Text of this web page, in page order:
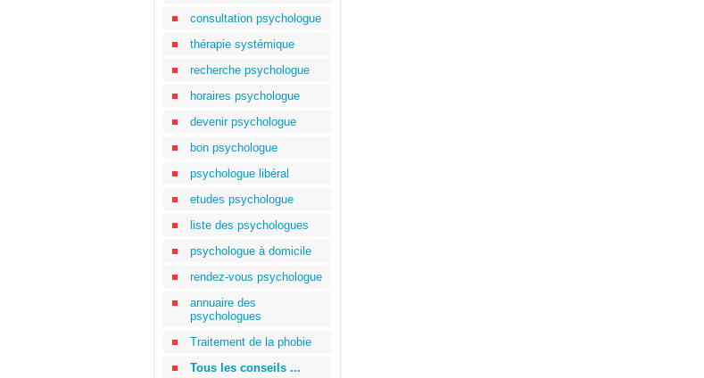
consultation psychologue
thérapie systémique
recherche psychologue
horaires psychologue
devenir psychologue
bon psychologue
psychologue libéral
etudes psychologue
liste des psychologues
psychologue à domicile
rendez-vous psychologue
annuaire des
psychologues
Traitement de la phobie
Tous les conseils ...